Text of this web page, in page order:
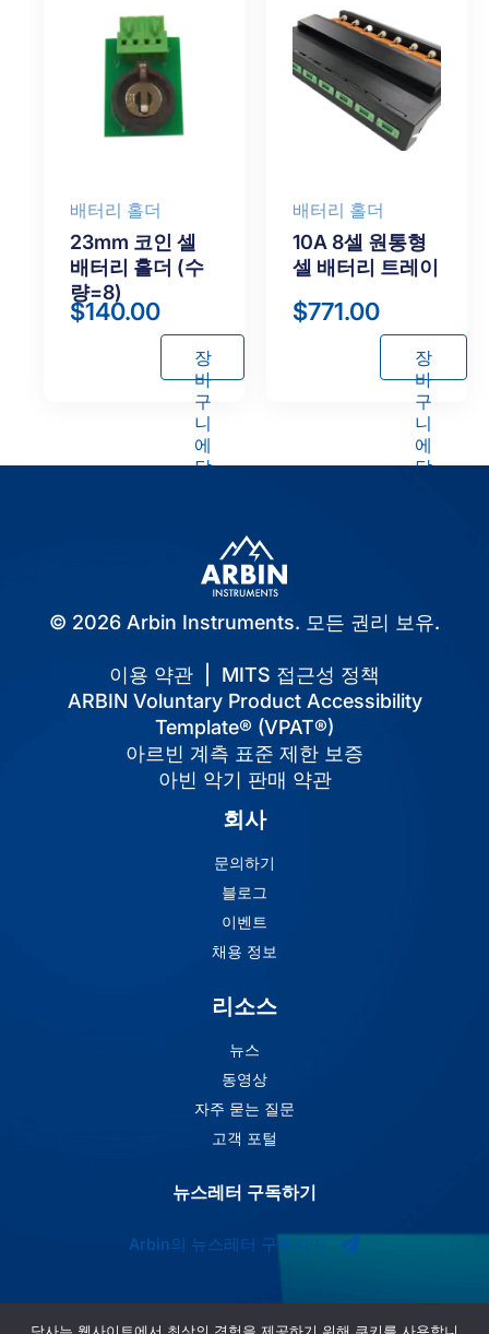
배터리 홀더
23mm 코인 셀
배터리 홀더 (수
량=8)
$140.00
장
바
구
니
에
담
배터리 홀더
10A 8셀 원통형
셀 배터리 트레이
$771.00
장
바
구
니
에
담
© 2026 Arbin Instruments. 모든 권리 보유.
이용 약관
MITS 접근성 정책
ARBIN Voluntary Product Accessibility
Template® (VPAT®)
아르빈 계측 표준 제한 보증
아빈 악기 판매 약관
회사
문의하기
블로그
이벤트
채용 정보
리소스
뉴스
동영상
자주 묻는 질문
고객 포털
뉴스레터 구독하기
Arbin의 뉴스레터 구독하기